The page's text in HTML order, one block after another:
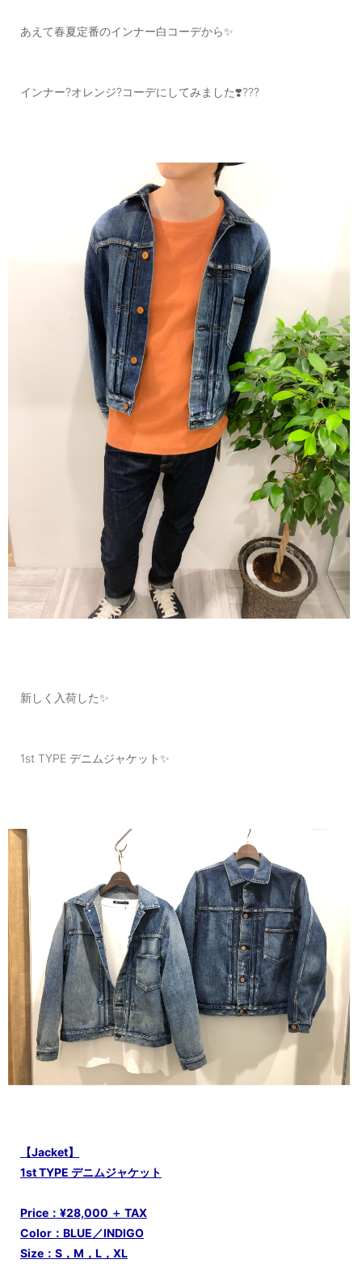
あえて春夏定番のインナー白コーデから✨
インナー?オレンジ?コーデにしてみました❣️???
新しく入荷した✨
1st TYPE デニムジャケット✨
【Jacket】
1st TYPE デニムジャケット
Price：¥28,000 ＋ TAX
Color：BLUE／INDIGO
Size：S，M，L，XL